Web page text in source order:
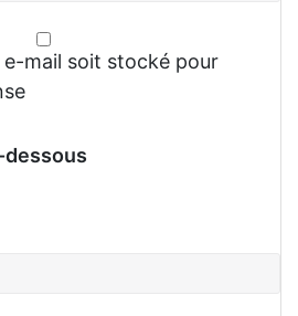
mail soit stocké pour